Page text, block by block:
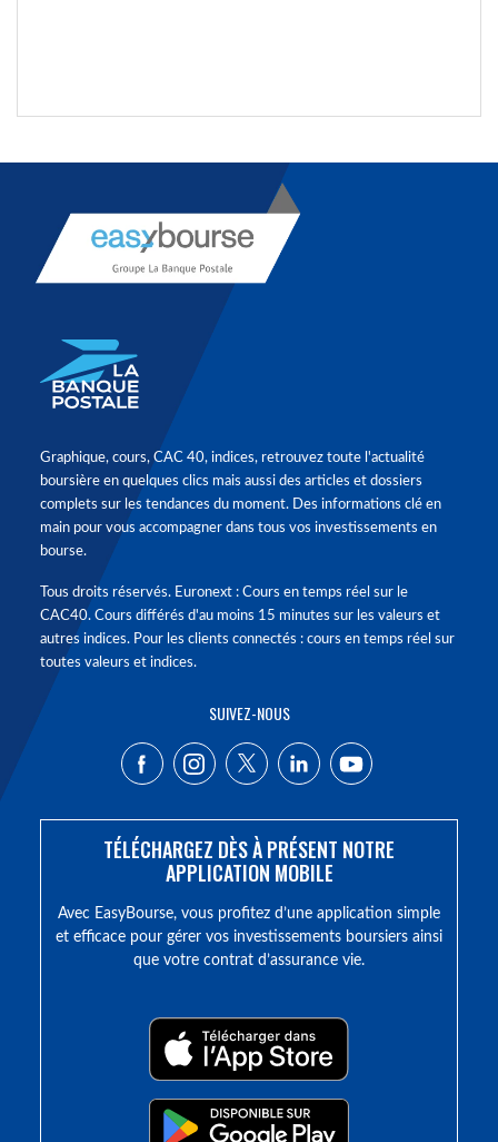
Graphique, cours, CAC 40, indices, retrouvez toute l'actualité
boursière en quelques clics mais aussi des articles et dossiers
complets sur les tendances du moment. Des informations clé en
main pour vous accompagner dans tous vos investissements en
bourse.
Tous droits réservés. Euronext : Cours en temps réel sur le
CAC40. Cours différés d'au moins 15 minutes sur les valeurs et
autres indices. Pour les clients connectés : cours en temps réel sur
toutes valeurs et indices.
SUIVEZ-NOUS
TÉLÉCHARGEZ DÈS À PRÉSENT NOTRE
APPLICATION MOBILE
Avec EasyBourse, vous profitez d’une application simple
et efficace pour gérer vos investissements boursiers ainsi
que votre contrat d’assurance vie.